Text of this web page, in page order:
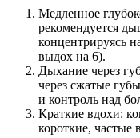
Медленное
рекомендуется
концентрируясь
выдох на 6).
Дыхание через
через сжатые
и контроль над
Краткие вдохи:
короткие, частые